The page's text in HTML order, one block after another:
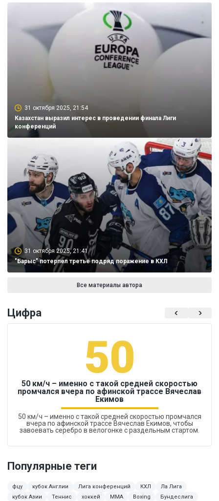
31 октября 2025, 21:54
Казахстан выразил интерес в проведении финала Лиги
конференций
31 октября 2025, 21:41
"Барыс" потерпел третье подряд поражение в КХЛ
Все материалы автора
Цифра
50
50 км/ч – именно с такой средней скоростью
промчался вчера по афинской трассе Вячеслав
Екимов
50 км/ч – именно с такой средней скоростью промчался
вчера по афинской трассе Вячеслав Екимов, чтобы
завоевать серебро в велогонке с раздельным стартом.
Популярные теги
фцу кубок Англии Лига конференций КХЛ
Ла Лига
кубок Азии
Теннис хоккей ММА Boxing
Бундеслига